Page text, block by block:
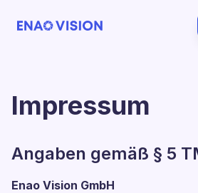
Impressum
Angaben gemäß § 5
Enao Vision GmbH